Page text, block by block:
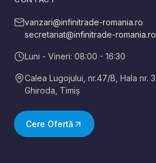
vanzari@infinitrade-romania.ro
secretariat@infinitrade-romania.ro
Luni - Vineri: 08:00 - 16:30
Calea Lugojului, nr.47/B, Hala nr. 3
Ghiroda Timiș
Cere Ofertă